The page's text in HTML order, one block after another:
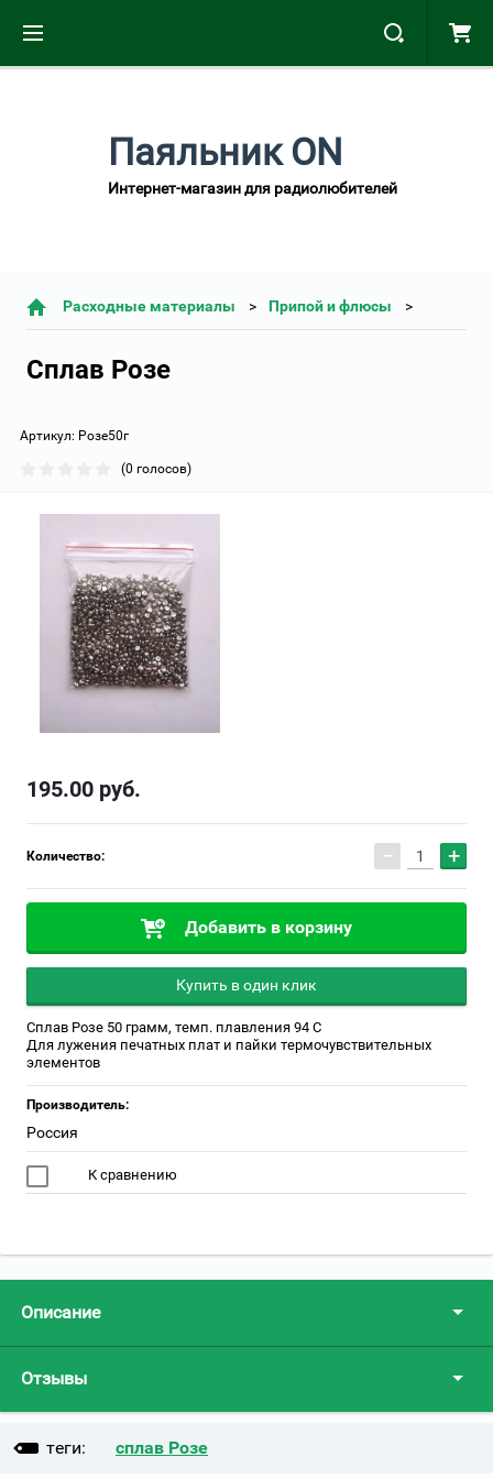
Паяльник ON
Интернет-магазин для радиолюбителей
Расходные материалы Припой и флюсы
Сплав Розе
Артикул: Розе50г
(0 голосов)
195.00 руб.
Количество: − +
Добавить в корзину
Купить в один клик
Сплав Розе 50 грамм, темп. плавления 94 С
Для лужения печатных плат и пайки термочувствительных
элементов
Производитель:
Россия
К сравнению
Описание
Отзывы
теги: сплав Розе